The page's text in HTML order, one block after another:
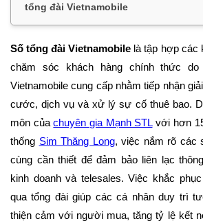
tổng đài Vietnamobile
Số tổng đài Vietnamobile là tập hợp các
chăm sóc khách hàng chính thức
Vietnamobile cung cấp nhằm tiếp nhận
cước, dịch vụ và xử lý sự cố thuê bao.
môn củachuyên gia Mạnh STLvới hơn
thống Sim Thăng Long, việc nắm rõ các
cùng cần thiết để đảm bảo liên lạc
kinh doanh và telesales. Việc khắc
qua tổng đài giúp các cá nhân duy trì
thiện cảm với người mua, tăng tỷ lệ kết